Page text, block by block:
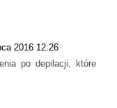
2016 12:26
po depilacji, które